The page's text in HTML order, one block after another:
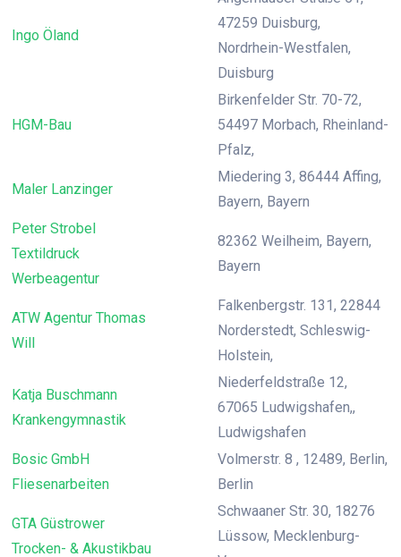
Ingo Öland
47259 Duisburg,
Nordrhein-Westfalen,
Duisburg
HGM-Bau
Birkenfelder Str. 70-72,
54497 Morbach, Rheinland-
Pfalz,
Maler Lanzinger
Miedering 3, 86444 Affing,
Bayern, Bayern
Peter Strobel
Textildruck
Werbeagentur
82362 Weilheim, Bayern,
Bayern
ATW Agentur Thomas
Will
Falkenbergstr. 131, 22844
Norderstedt, Schleswig-
Holstein,
Katja Buschmann
Krankengymnastik
Niederfeldstraße 12,
67065 Ludwigshafen,,
Ludwigshafen
Bosic GmbH
Fliesenarbeiten
Volmerstr. 8 , 12489, Berlin,
Berlin
GTA Güstrower
Trocken- & Akustikbau
Schwaaner Str. 30, 18276
Lüssow, Mecklenburg-